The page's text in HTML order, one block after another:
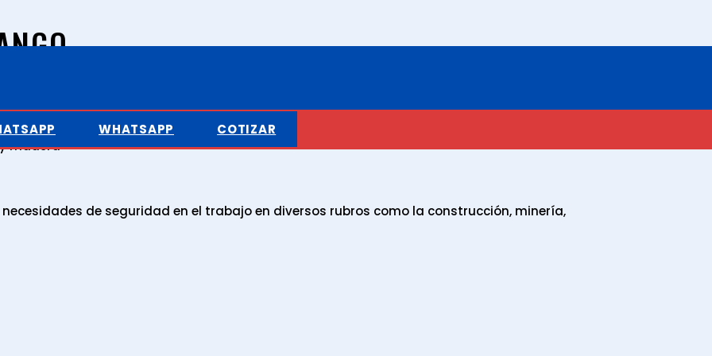
WHATSAPP COTIZAR
madera
de seguridad en el trabajo en diversos rubros como la construcción, minería,